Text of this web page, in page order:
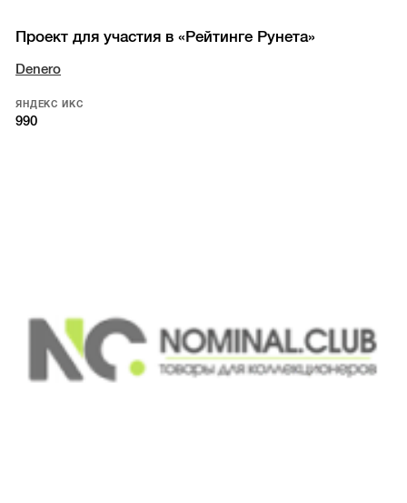
Проект для участия в «Рейтинге Рунета»
Denero
ЯНДЕКС ИКС
990